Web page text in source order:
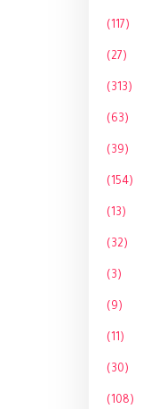
(117)
(27)
(313)
(63)
(39)
(154)
(13)
(32)
(3)
(9)
(11)
(30)
(108)